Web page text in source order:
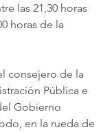
las 21,30 horas
horas de la
consejero de la
Pública e
Gobierno
en la rueda de